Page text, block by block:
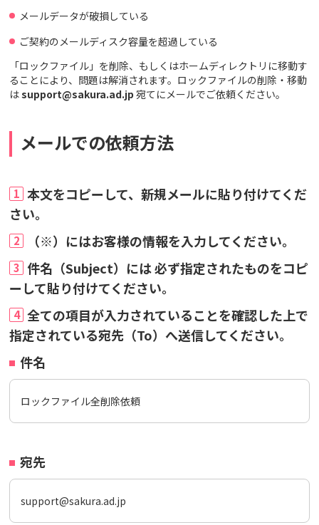
メールデータが破損している
ご契約のメールディスク容量を超過している
「ロックファイル」を削除、もしくはホームディレクトリに移動す
ることにより、問題は解消されます。ロックファイルの削除・移動
はsupport@sakura.ad.jp 宛てにメールでご依頼ください。
メールでの依頼方法
1 本文をコピーして、新規メールに貼り付けてくだ
さい。
2 （※）にはお客様の情報を入力してください。
3 件名（Subject）には 必ず指定されたものをコピ
ーして貼り付けてください。
4 全ての項目が入力されていることを確認した上で
指定されている宛先（To）へ送信してください。
件名
ロックファイル全削除依頼
宛先
support@sakura.ad.jp